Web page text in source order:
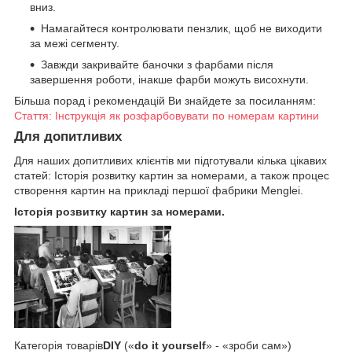
вниз.
Намагайтеся контролювати пензлик, щоб не виходити
за межі сегменту.
Завжди закривайте баночки з фарбами після
завершення роботи, інакше фарби можуть висохнути.
Більша порад і рекомендацій Ви знайдете за посиланням:
Стаття: Інструкція як розфарбовувати по номерам картини
Для допитливих
Для наших допитливих клієнтів ми підготували кілька цікавих
статей: Історія розвитку картин за номерами, а також процес
створення картин на прикладі першої фабрики Menglei.
Історія розвитку картин за номерами.
Категорія товарівDIY («do it yourself» - «зроби сам»)